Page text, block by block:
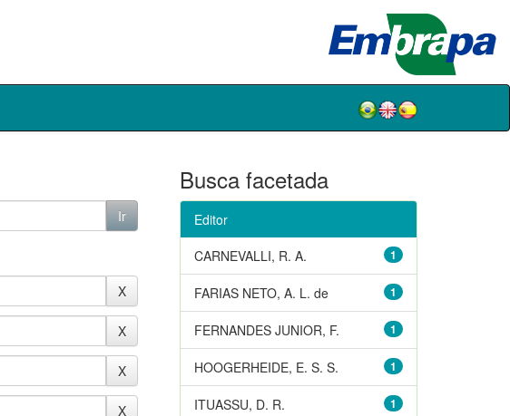
Busca facetada
Editor
1
CARNEVALLI, R. A.
1
FARIAS NETO, A. L. de
1
FERNANDES JUNIOR, F.
1
HOOGERHEIDE, E. S. S.
1
ITUASSU, D. R.